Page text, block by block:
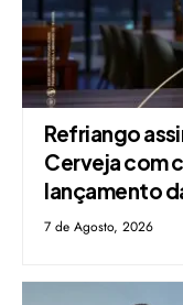
Refriango
Cerveja com
lançamento
7 de Agosto, 2026